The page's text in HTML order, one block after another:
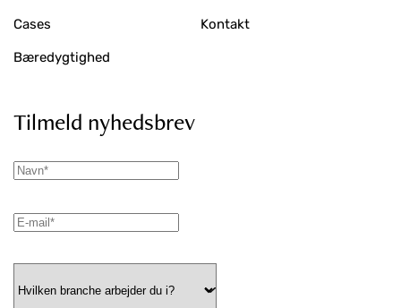
Cases
Bæredygtighed
Kontakt
Tilmeld nyhedsbrev